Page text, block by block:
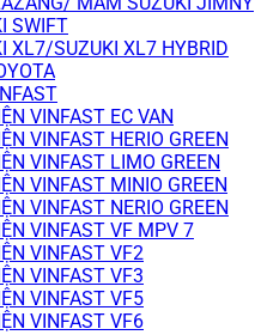
SWIFT
XL7/SUZUKI XL7 HYBRID
VINFAST EC VAN
VINFAST HERIO GREEN
VINFAST LIMO GREEN
VINFAST MINIO GREEN
VINFAST NERIO GREEN
VINFAST VF MPV 7
VINFAST VF2
VINFAST VF3
VINFAST VF5
VINFAST VF6